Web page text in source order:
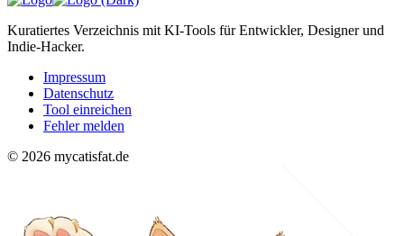
Kuratiertes Verzeichnis mit KI-Tools für Entwickler, Designer und
Indie-Hacker.
Impressum
Datenschutz
Tool einreichen
Fehler melden
© 2026 mycatisfat.de